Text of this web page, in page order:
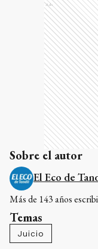
Ads
Sobre el autor
El Eco de
Más de 143 años
Temas
Juicio